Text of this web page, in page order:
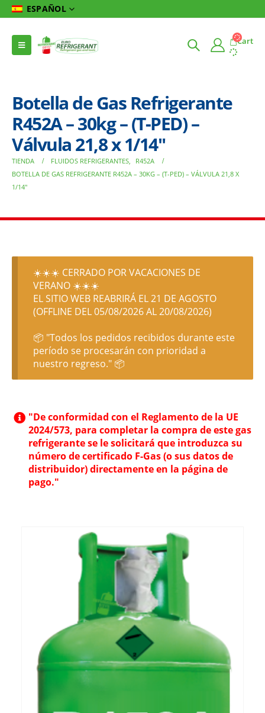
ESPAÑOL
Cart
Botella de Gas Refrigerante
R452A – 30kg – (T-PED) –
Válvula 21,8 x 1/14″
TIENDA FLUIDOS REFRIGERANTES,
R452A
BOTELLA DE GAS REFRIGERANTE R452A – 30KG – (T-PED) – VÁLVULA 21,8 X
1/14″
☀️☀️☀️ CERRADO POR VACACIONES DE
VERANO ☀️☀️☀️
EL SITIO WEB REABRIRÁ EL 21 DE AGOSTO
(OFFLINE DEL 05/08/2026 AL 20/08/2026)
📦 "Todos los pedidos recibidos durante este
período se procesarán con prioridad a
nuestro regreso." 📦
"De conformidad con el Reglamento de la UE
2024/573, para completar la compra de este gas
refrigerante se le solicitará que introduzca su
número de certificado F-Gas (o sus datos de
distribuidor) directamente en la página de
pago."